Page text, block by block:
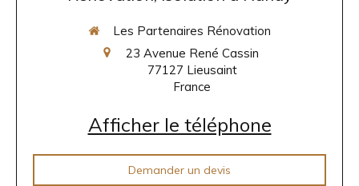
Les Partenaires Rénovation
23 Avenue René Cassin
77127 Lieusaint
France
Afficher le téléphone
Demander un devis